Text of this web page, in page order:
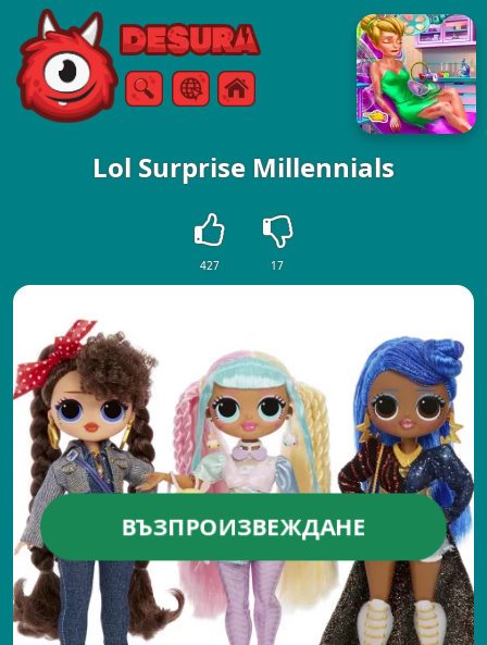
Free Online Games
ТърсенеМеню
Lol Surprise Millennials
427 17
ВЪЗПРОИЗВЕЖДАНЕ